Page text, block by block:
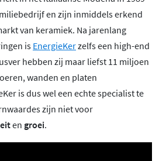
en zijn inmiddels erkend
van keramiek. Na jarenlang
is EnergieKerzelfs een high-end
hebben zij maar liefst 11 miljoen
wanden en platen
is dus wel een echte specialist te
zijn niet voor
en groei.